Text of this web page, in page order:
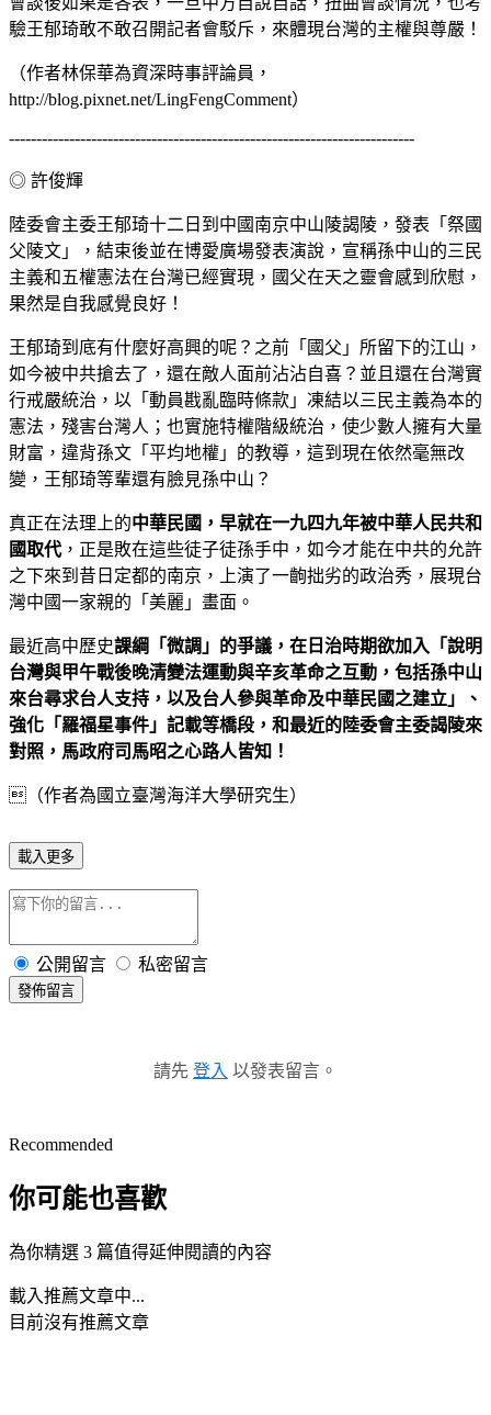
驗王郁琦敢不敢召開記者會駁斥，來體現台灣的主權與尊嚴！
（作者林保華為資深時事評論員，
http://blog.pixnet.net/LingFengComment）
--------------------------------------------------------------------------
◎ 許俊輝
陸委會主委王郁琦十二日到中國南京中山陵謁陵，發表「祭國
父陵文」，結束後並在博愛廣場發表演說，宣稱孫中山的三民
主義和五權憲法在台灣已經實現，國父在天之靈會感到欣慰，
果然是自我感覺良好！
王郁琦到底有什麼好高興的呢？之前「國父」所留下的江山，
如今被中共搶去了，還在敵人面前沾沾自喜？並且還在台灣實
行戒嚴統治，以「動員戡亂臨時條款」凍結以三民主義為本的
憲法，殘害台灣人；也實施特權階級統治，使少數人擁有大量
財富，違背孫文「平均地權」的教導，這到現在依然毫無改
變，王郁琦等輩還有臉見孫中山？
真正在法理上的中華民國，早就在一九四九年被中華人民共和
國取代，正是敗在這些徒子徒孫手中，如今才能在中共的允許
之下來到昔日定都的南京，上演了一齣拙劣的政治秀，展現台
灣中國一家親的「美麗」畫面。
最近高中歷史課綱「微調」的爭議，在日治時期欲加入「說明
台灣與甲午戰後晚清變法運動與辛亥革命之互動，包括孫中山
來台尋求台人支持，以及台人參與革命及中華民國之建立」、
強化「羅福星事件」記載等橋段，和最近的陸委會主委謁陵來
對照，馬政府司馬昭之心路人皆知！
（作者為國立臺灣海洋大學研究生）
載入更多
公開留言 私密留言
發佈留言
請先 登入 以發表留言。
Recommended
你可能也喜歡
為你精選 3 篇值得延伸閱讀的內容
載入推薦文章中...
目前沒有推薦文章